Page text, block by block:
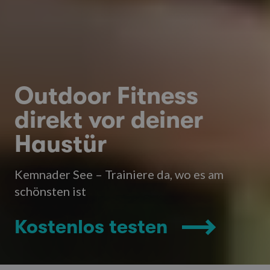
Outdoor Fitness
direkt vor deiner
Haustür
Kemnader See – Trainiere da, wo es am
schönsten ist
Kostenlos testen